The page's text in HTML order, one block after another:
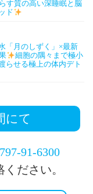
す質の高い深睡眠と脳
ド
「月のしずく」×最新
細胞の隅々まで極小
らせる極上の体内デト
にて
91-6300
ださい。